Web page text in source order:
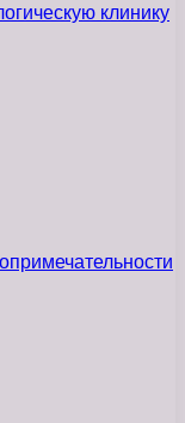
клинику